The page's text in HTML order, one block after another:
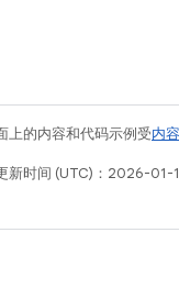
上的内容和代码示例受内
新时间 (UTC)：2026-01-